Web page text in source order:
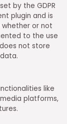
by the GDPR
plugin and is
or not
to the use
not store
like
platforms,